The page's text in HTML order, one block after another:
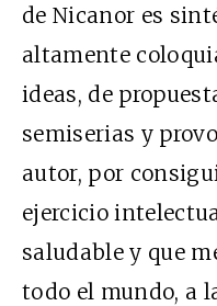
de Nicanor es
altamente
ideas, de
semiserias y
autor, por
ejercicio
saludable y que
todo el mundo, a